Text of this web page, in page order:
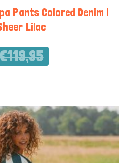
Pants Colored Denim |
Lilac
€119,95